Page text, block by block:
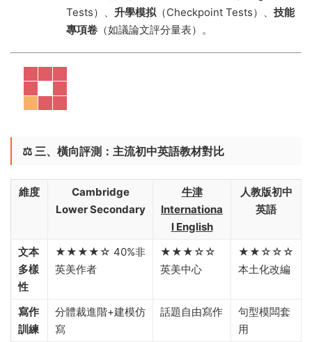
Tests）、 升學模拟​（Checkpoint Tests）、 技能
專項卷 ​（如議論文評分量表）。
⚖️ ​ 三、橫向評測：主流初中英語教材對比
維度
Cambridge
Lower Secondary
牛津
Internationa
l English
人教版初中
英語
文本
多樣
性
★★★★☆ 40%非
英美作者
★★★☆☆
英美中心
★★☆☆☆
本土化改編
寫作
訓練
分體裁進階+建模仿
寫
話題自由寫作
句型模闆套
用